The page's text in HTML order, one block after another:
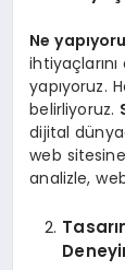
Ne
yapıyoruz.
belirliyoruz.
dijital
web
analizle,